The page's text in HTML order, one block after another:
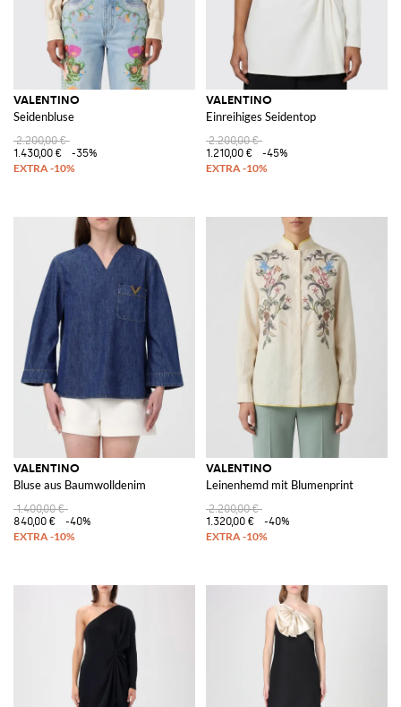
VALENTINO
Seidenbluse
2.200,00 €
1.430,00 €
-35%
VALENTINO
Einreihiges Seidentop
2.200,00 €
1.210,00 €
-45%
VALENTINO
Bluse aus Baumwolldenim
1.400,00 €
840,00 €
-40%
VALENTINO
Leinenhemd mit Blumenprint
2.200,00 €
1.320,00 €
-40%